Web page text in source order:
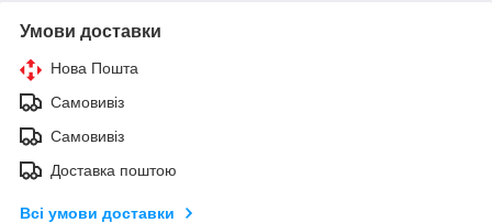
Умови доставки
Нова Пошта
Самовивіз
Самовивіз
Доставка поштою
Всі умови доставки